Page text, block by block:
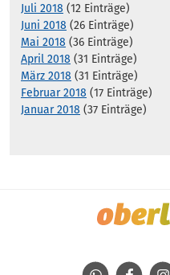
Juli 2018 (12 Einträge)
Juni 2018 (26 Einträge)
Mai 2018 (36 Einträge)
April 2018 (31 Einträge)
März 2018 (31 Einträge)
Februar 2018 (17 Einträge)
Januar 2018 (37 Einträge)
WhatsApp